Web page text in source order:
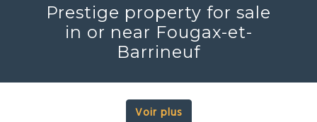
Prestige property for sale
in or near Fougax-et-
Barrineuf
Voir plus